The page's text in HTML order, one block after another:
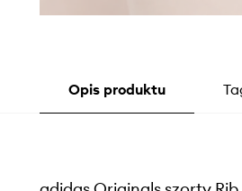
Opis produktu